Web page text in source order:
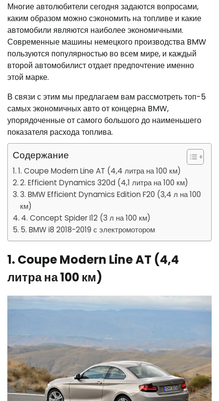
Многие автолюбители сегодня задаются вопросами,
каким образом можно сэкономить на топливе и какие
автомобили являются наиболее экономичными.
Современные машины немецкого производства BMW
пользуются популярностью во всем мире, и каждый
второй автомобилист отдает предпочтение именно
этой марке.
В связи с этим мы предлагаем вам рассмотреть топ-5
самых экономичных авто от концерна BMW,
упорядоченные от самого большого до наименьшего
показателя расхода топлива.
Содержание
1. Coupe Modern Line AT (4,4 литра на 100 км)
2. Efficient Dynamics 320d (4,1 литра на 100 км)
3. BMW Efficient Dynamics Edition F20 (3,4 л на 100
км)
4. Concept Spider I12 (3 л на 100 км)
5. BMW i8 2018-2019 с электромотором
1. Coupe Modern Line AT (4,4
литра на 100 км)